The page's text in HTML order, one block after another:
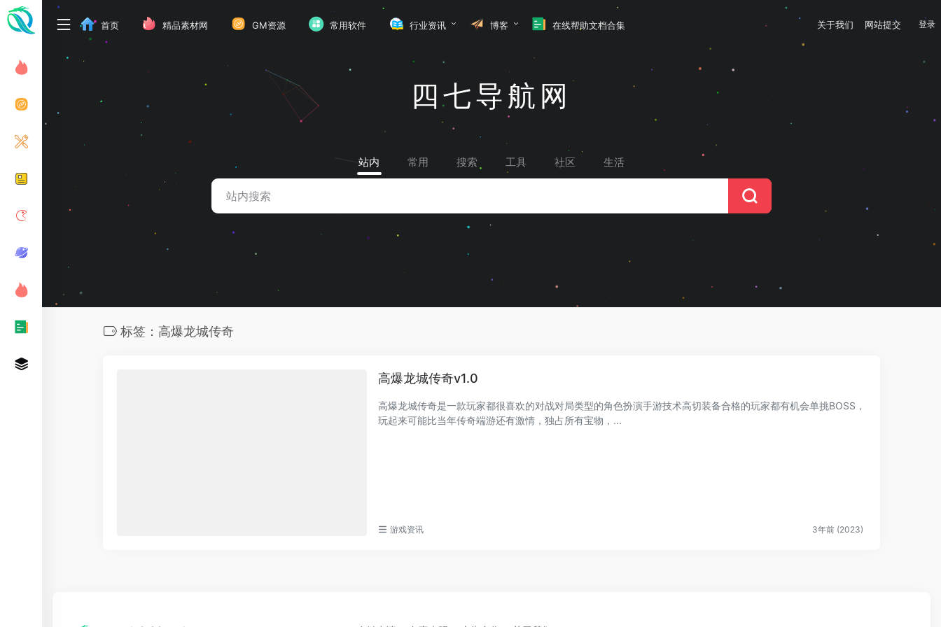
首页 精品素材网 GM资源 常用软件 行业资讯 博客 在线帮助文档合集 关于我们 网站提交 登录
四七导航网
站内 常用 搜索 工具 社区 生活
标签：高爆龙城传奇
高爆龙城传奇v1.0
高爆龙城传奇是一款玩家都很喜欢的对战对局类型的角色扮演手游技术高切装备合格的玩家都有机会单挑BOSS，
玩起来可能比当年传奇端游还有激情，独占所有宝物，...
游戏资讯 3年前 (2023)